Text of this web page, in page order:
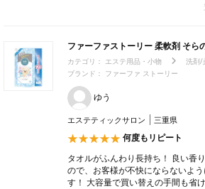
ファーファストーリー 柔軟剤 そら
カテゴリ： エステ用品・小物
洗剤/
ブランド： ファーファ ストーリー
ゆう
エステティックサロン 三重県
何度もリピート
タオルがふんわり長持ち！ 良い香
ので、お客様が不快にならないよ
す！ 大容量で買い替えの手間も省